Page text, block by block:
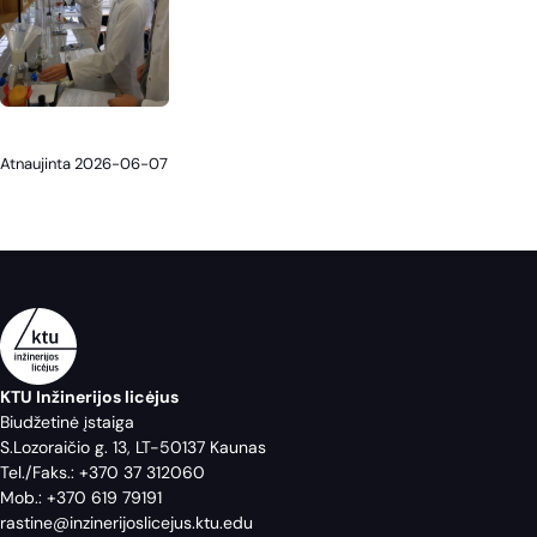
Atnaujinta 2026-06-07
KTU Inžinerijos licėjus
Biudžetinė įstaiga
S.Lozoraičio g. 13, LT-50137 Kaunas
Tel./Faks.: +370 37 312060
Mob.: +370 619 79191
rastine@inzinerijoslicejus.ktu.edu